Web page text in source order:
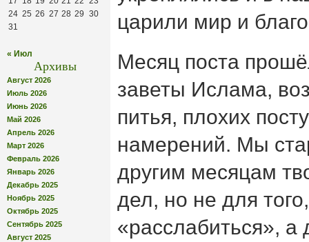
24 25 26 27 28 29 30
31
« Июл
Архивы
Август 2026
Июль 2026
Июнь 2026
Май 2026
Апрель 2026
Март 2026
Февраль 2026
Январь 2026
Декабрь 2025
Ноябрь 2025
Октябрь 2025
Сентябрь 2025
Август 2025
царили мир и
Месяц поста
заветы Ислама,
питья, плохих
намерений. Мы
другим месяцам
дел, но не для
«расслабиться», а